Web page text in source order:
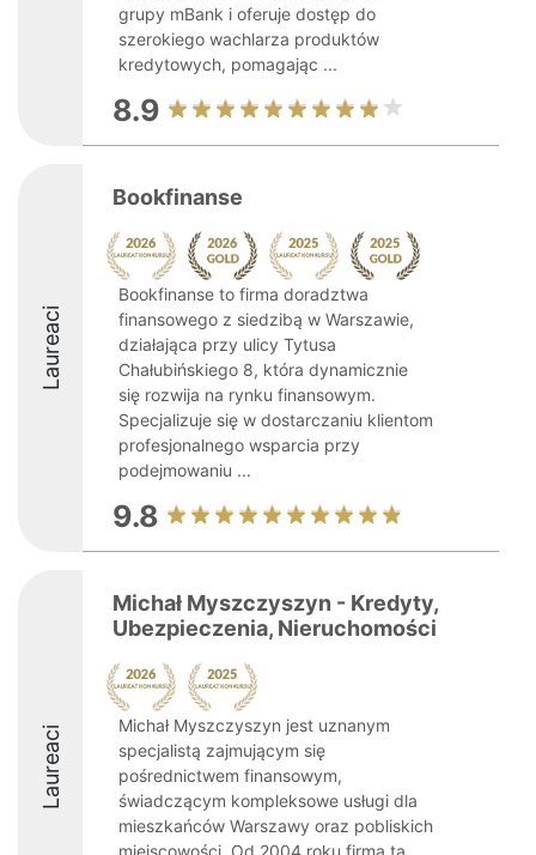
grupy mBank i oferuje dostęp do
szerokiego wachlarza produktów
kredytowych, pomagając ...
8.9
Laureaci
Bookfinanse
Bookfinanse to firma doradztwa
finansowego z siedzibą w Warszawie,
działająca przy ulicy Tytusa
Chałubińskiego 8, która dynamicznie
się rozwija na rynku finansowym.
Specjalizuje się w dostarczaniu klientom
profesjonalnego wsparcia przy
podejmowaniu ...
9.8
Laureaci
Michał Myszczyszyn - Kredyty,
Ubezpieczenia, Nieruchomości
Michał Myszczyszyn jest uznanym
specjalistą zajmującym się
pośrednictwem finansowym,
świadczącym kompleksowe usługi dla
mieszkańców Warszawy oraz pobliskich
miejscowości. Od 2004 roku firma ta